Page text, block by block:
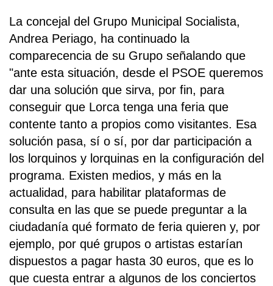
La concejal del Grupo Municipal Socialista,
Andrea Periago, ha continuado la
comparecencia de su Grupo señalando que
"ante esta situación, desde el PSOE queremos
dar una solución que sirva, por fin, para
conseguir que Lorca tenga una feria que
contente tanto a propios como visitantes. Esa
solución pasa, sí o sí, por dar participación a
los lorquinos y lorquinas en la configuración del
programa. Existen medios, y más en la
actualidad, para habilitar plataformas de
consulta en las que se puede preguntar a la
ciudadanía qué formato de feria quieren y, por
ejemplo, por qué grupos o artistas estarían
dispuestos a pagar hasta 30 euros, que es lo
que cuesta entrar a algunos de los conciertos